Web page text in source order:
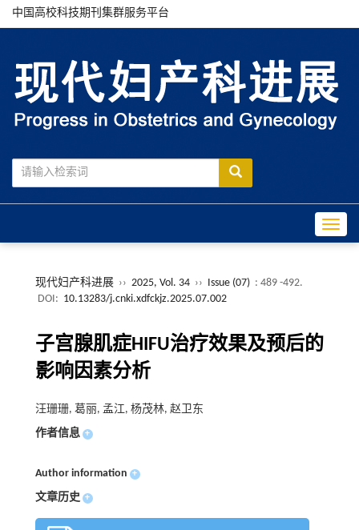
中国高校科技期刊集群服务平台
现代妇产科进展 ›› 2025, Vol. 34 ›› Issue (07) : 489 -492.
DOI: 10.13283/j.cnki.xdfckjz.2025.07.002
子宫腺肌症HIFU治疗效果及预后的
影响因素分析
汪珊珊, 葛丽, 孟江, 杨茂林, 赵卫东
作者信息 +
Author information +
文章历史 +